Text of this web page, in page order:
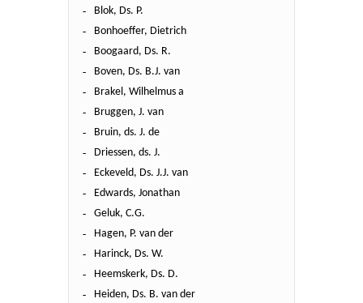
Blok, Ds. P.
Bonhoeffer, Dietrich
Boogaard, Ds. R.
Boven, Ds. B.J. van
Brakel, Wilhelmus a
Bruggen, J. van
Bruin, ds. J. de
Driessen, ds. J.
Eckeveld, Ds. J.J. van
Edwards, Jonathan
Geluk, C.G.
Hagen, P. van der
Harinck, Ds. W.
Heemskerk, Ds. D.
Heiden, Ds. B. van der